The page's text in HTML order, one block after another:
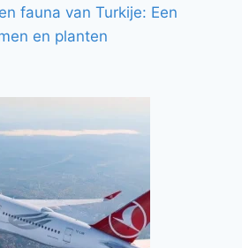
fauna van Turkije: Een
en planten